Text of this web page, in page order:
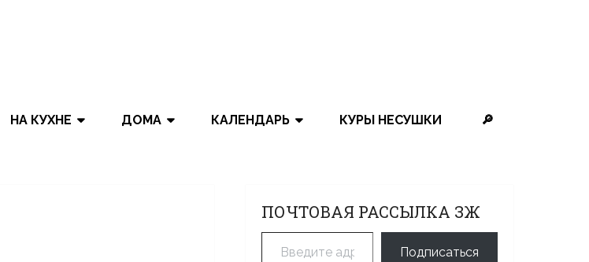
НА КУХНЕ ДОМА КАЛЕНДАРЬ КУРЫ НЕСУШКИ 🔎
ПОЧТОВАЯ РАССЫЛКА ЗЖ
Введите адрес электронной почты…
Подписаться